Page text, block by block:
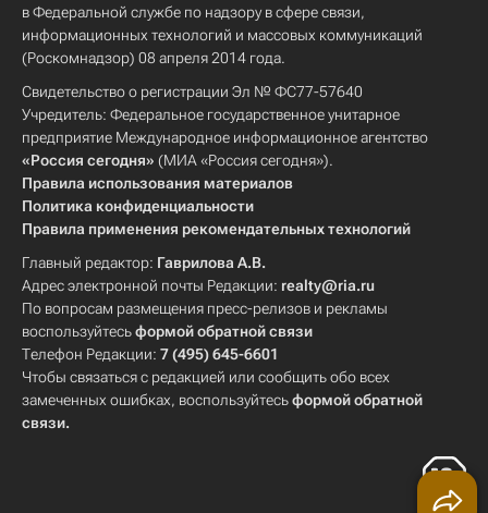
в Федеральной службе по надзору в сфере связи,
информационных технологий и массовых коммуникаций
(Роскомнадзор) 08 апреля 2014 года.
Свидетельство о регистрации Эл № ФС77-57640
Учредитель: Федеральное государственное унитарное
предприятие Международное информационное агентство
«Россия сегодня» (МИА «Россия сегодня»).
Правила использования материалов
Политика конфиденциальности
Правила применения рекомендательных технологий
Главный редактор: Гаврилова А.В.
Адрес электронной почты Редакции: realty@ria.ru
По вопросам размещения пресс-релизов и рекламы
воспользуйтесьформой обратной связи
Телефон Редакции: 7 (495) 645-6601
Чтобы связаться с редакцией или сообщить обо всех
замеченных ошибках, воспользуйтесьформой обратной
связи.